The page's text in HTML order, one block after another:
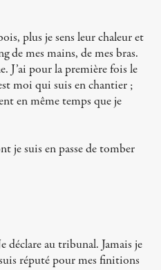
plus je sens leur chaleur et
de mes mains, de mes bras.
J’ai pour la première fois le
moi qui suis en chantier ;
en même temps que je
je suis en passe de tomber
déclare au tribunal. Jamais je
réputé pour mes finitions